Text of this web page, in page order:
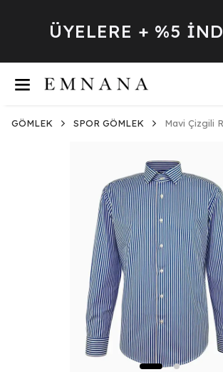
ÜYELERE + %5
GÖMLEK SPOR GÖMLEK Mavi Çizgili